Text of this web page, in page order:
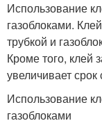
Использование
газоблоками.
трубкой и
Кроме того, клей
увеличивает
Использование
газоблоками